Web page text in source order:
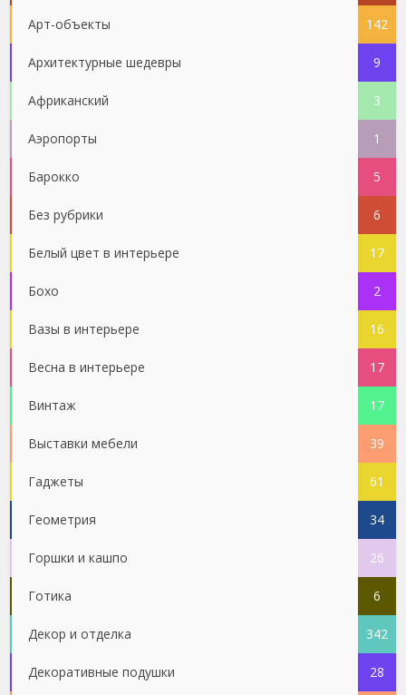
Арт-объекты 142
Архитектурные шедевры 9
Африканский 3
Аэропорты 1
Барокко 5
Без рубрики 6
Белый цвет в интерьере 17
Бохо 2
Вазы в интерьере 16
Весна в интерьере 17
Винтаж 17
Выставки мебели 39
Гаджеты 61
Геометрия 34
Горшки и кашпо 26
Готика 6
Декор и отделка 342
Декоративные подушки 28